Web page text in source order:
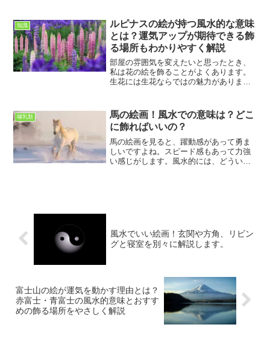
ち着くんです。私は車椅子で生活してい
るので、家で過ごす時間が...
知識
ルピナスの絵が持つ風水的な意味
とは？運気アップが期待できる飾
る場所もわかりやすく解説
部屋の雰囲気を変えたいと思ったとき、
私は花の絵を飾ることがよくあります。
生花には生花ならではの魅力があります
のがルピナスの絵です。ルピナスは空へ
向かってまっすぐ伸びる花...
哺乳類
馬の絵画！風水での意味は？どこ
に飾ればいいの？
馬の絵画を見ると、躍動感があって勇ま
しいですよね。スピード感もあって力強
い感じがします。風水的には、どういう
風水でいい絵画！玄関や方角、リビン
グと寝室を別々に解説します。
富士山の絵が運気を動かす理由とは？
赤富士・青富士の風水的意味とおすす
めの飾る場所をやさしく解説